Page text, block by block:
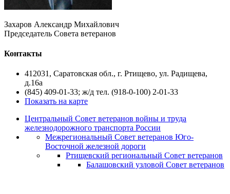
Захаров Александр Михайлович
Председатель Совета ветеранов
Контакты
412031, Саратовская обл., г. Ртищево, ул. Радищева,
д.16а
(845) 409-01-33; ж/д тел. (918-0-100) 2-01-33
Показать на карте
Центральный Совет ветеранов войны и труда
железнодорожного транспорта России
Межрегиональный Совет ветеранов Юго-
Восточной железной дороги
Ртищевский региональный Совет ветеранов
Балашовский узловой Совет ветеранов